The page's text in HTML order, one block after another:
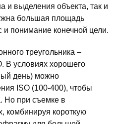
выделения объекта, так и
большая площадь
и понимание конечной цели.
треугольника –
В условиях хорошего
день) можно
ISO (100-400), чтобы
Но при съемке в
комбинируя короткую